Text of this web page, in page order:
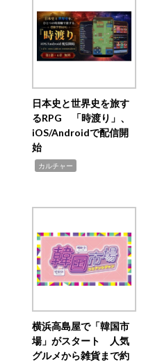
日本史と世界史を旅す
るRPG 「時渡り」、
iOS/Androidで配信開
始
カルチャー
横浜高島屋で「韓国市
場」がスタート 人気
グルメから雑貨まで約